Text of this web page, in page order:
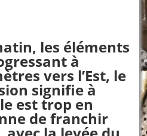
les éléments
à
vers l’Est, le
signifie à
est trop en
de franchir